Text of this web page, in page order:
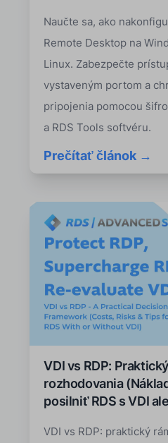
Naučte sa, ako
Remote Desktop na
Linux. Zabezpečte
vystaveným portom a
pripojenia pomocou
a RDS Tools softvéru.
Prečítať článok →
VDI vs RDP:
rozhodovania
posilniť RDS s VDI
VDI vs RDP: praktický